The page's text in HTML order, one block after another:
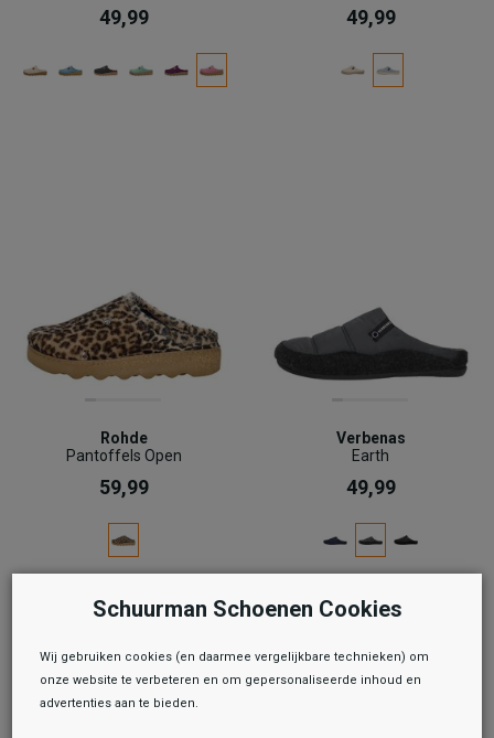
49,99 49,99
Rohde
Pantoffels Open
59,99
Verbenas
Earth
49,99
Schuurman Schoenen Cookies
Wij gebruiken cookies (en daarmee vergelijkbare technieken) om
onze website te verbeteren en om gepersonaliseerde inhoud en
advertenties aan te bieden.